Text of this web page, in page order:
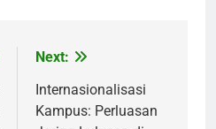
Next:
Internasionalisasi
Kampus: Perluasan